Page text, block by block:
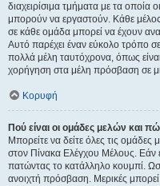
διαχειρίσιμα τμήματα με τα οποία
μπορούν να εργαστούν. Κάθε
σε κάθε ομάδα μπορεί να έχουν
Αυτό παρέχει έναν εύκολο τρόπο
πολλά μέλη ταυτόχρονα, όπως
χορήγηση στα μέλη πρόσβαση σε
Κορυφή
Πού είναι οι ομάδες μελών και
Μπορείτε να δείτε όλες τις
στον Πίνακα Ελέγχου Μέλους. Εάν
πατώντας το κατάλληλο κουμπί.
ανοιχτή πρόσβαση. Μερικές μπορεί